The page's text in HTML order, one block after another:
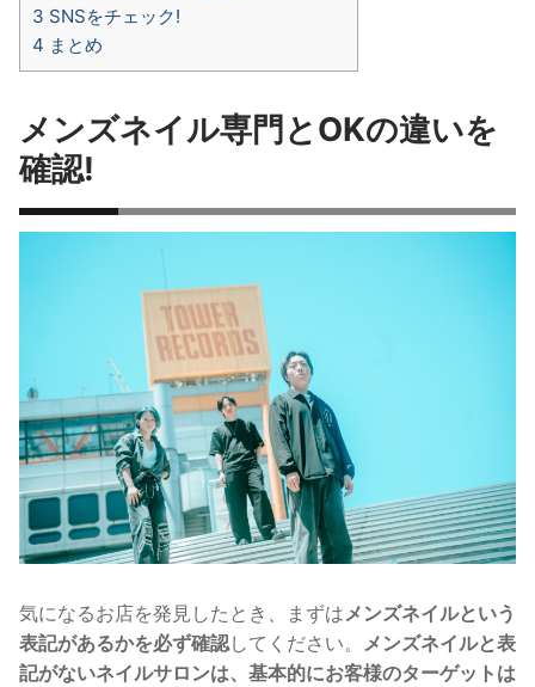
3 SNSをチェック!
4 まとめ
メンズネイル専門とOKの違いを
確認!
気になるお店を発見したとき、まずはメンズネイルという
表記があるかを必ず確認してください。 メンズネイルと表
記がないネイルサロンは、基本的にお客様のターゲットは